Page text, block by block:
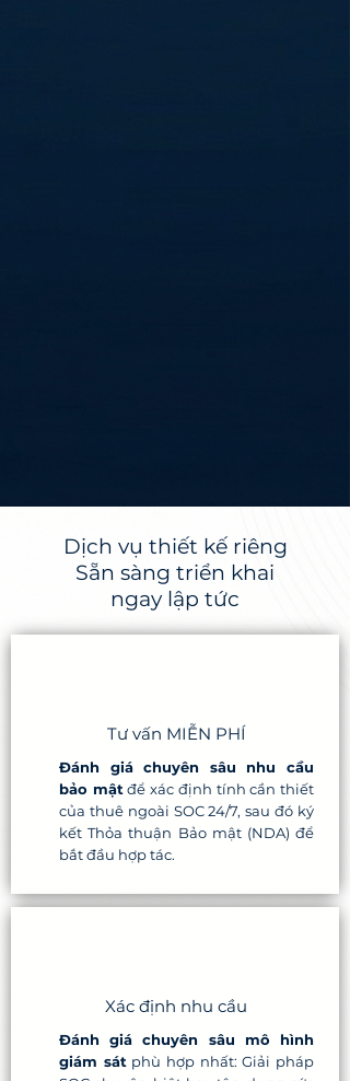
Dịch vụ thiết kế riêng
Sẵn sàng triển khai
ngay lập tức
Tư vấn MIỄN PHÍ
Đánh giá chuyên sâu nhu cầu
bảo mật để xác định tính cần thiết
của thuê ngoài SOC 24/7, sau đó ký
kết Thỏa thuận Bảo mật (NDA) để
bắt đầu hợp tác.
Xác định nhu cầu
Đánh giá chuyên sâu mô hình
giám sát phù hợp nhất: Giải pháp